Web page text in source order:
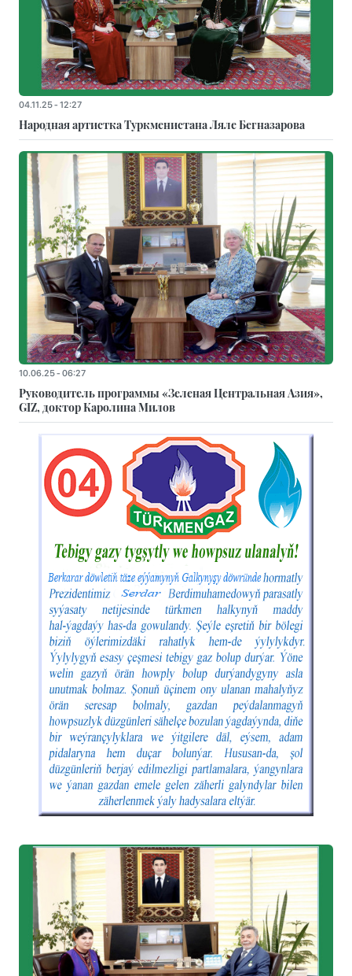
04.11.25 - 12:27
Народная артистка Туркменистана Ляле Бегназарова
10.06.25 - 06:27
Руководитель программы «Зеленая Центральная Азия»,
GIZ, доктор Каролина Милов